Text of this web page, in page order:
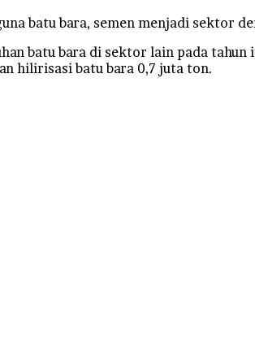
batu bara, semen menjadi sektor
batu bara di sektor lain pada
hilirisasi batu bara 0,7 juta ton.